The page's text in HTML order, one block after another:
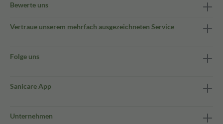
Bewerte uns
Vertraue unserem mehrfach ausgezeichneten Service
Folge uns
Sanicare App
Unternehmen